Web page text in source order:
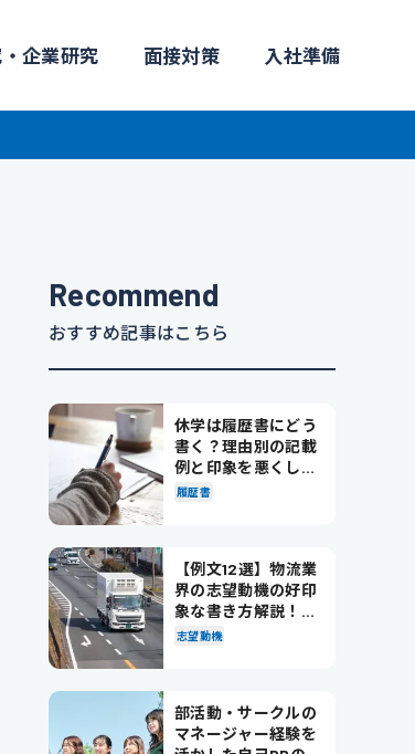
企業研究 面接対策 入社準備
Recommend
おすすめ記事はこちら
休学は履歴書にどう
書く？理由別の記載
例と印象を悪くしな
い書き方を解説
履歴書
【例文12選】物流業
界の志望動機の好印
象な書き方解説！パ
ターン別の例文も紹
志望動機
部活動・サークルの
マネージャー経験を